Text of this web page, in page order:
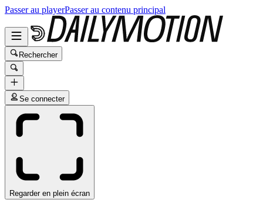
Passer au playerPasser au contenu principal
Rechercher
Se connecter
Regarder en plein écran